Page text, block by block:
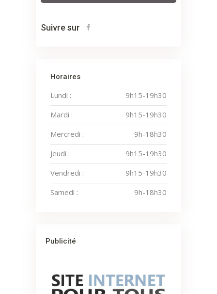
Suivre sur
Horaires
Lundi :
9h15-19h30
Mardi :
9h15-19h30
Mercredi :
9h-18h30
Jeudi :
9h15-19h30
Vendredi :
9h15-19h30
Samedi :
9h-18h30
Publicité